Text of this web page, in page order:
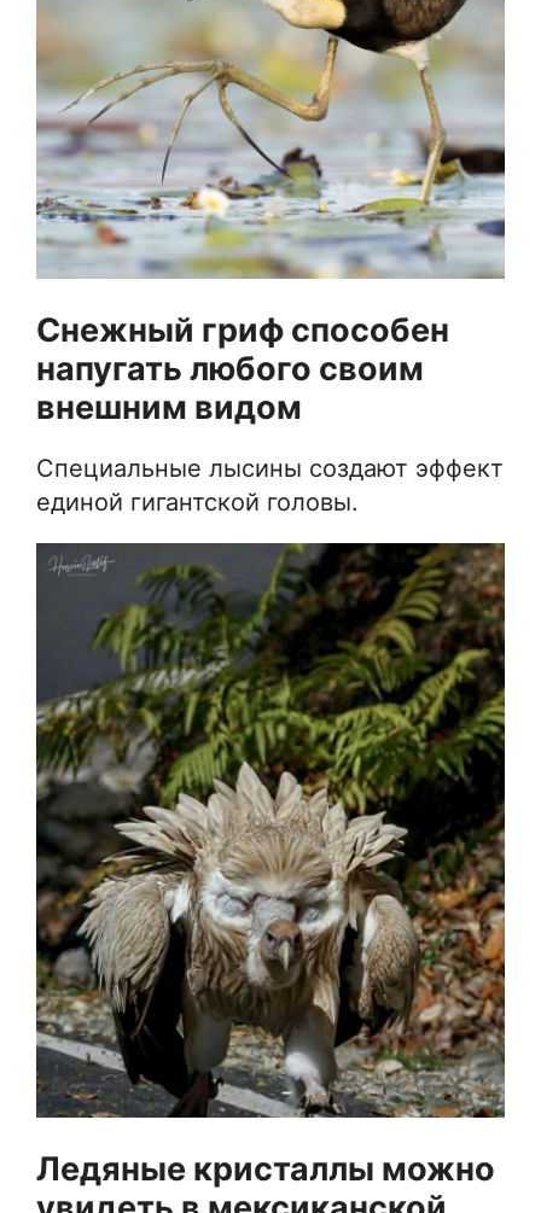
Снежный гриф способен
напугать любого своим
внешним видом
Специальные лысины создают эффект
единой гигантской головы.
Ледяные кристаллы можно